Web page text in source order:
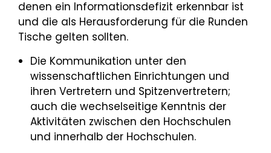
denen ein Informationsdefizit erkennbar ist
und die als Herausforderung für die Runden
Tische gelten sollten.
Die Kommunikation unter den
wissenschaftlichen Einrichtungen und
ihren Vertretern und Spitzenvertretern;
auch die wechselseitige Kenntnis der
Aktivitäten zwischen den Hochschulen
und innerhalb der Hochschulen.